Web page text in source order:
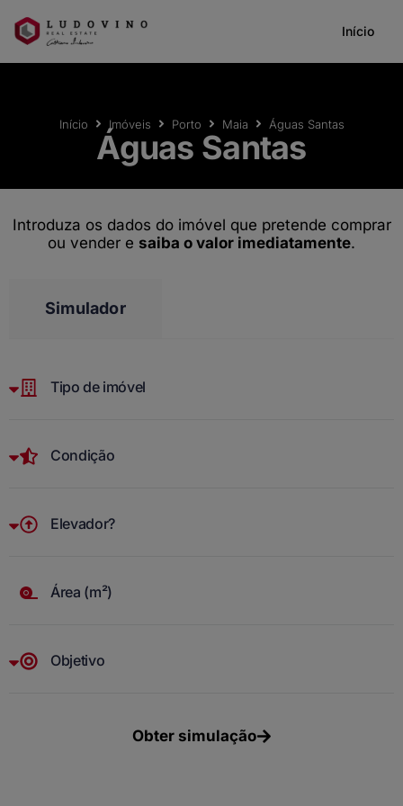
Início
Início Imóveis Porto Maia Águas Santas
Águas Santas
Introduza os dados do imóvel que pretende comprar
ou vender e saiba o valor imediatamente.
Simulador
Obter simulação